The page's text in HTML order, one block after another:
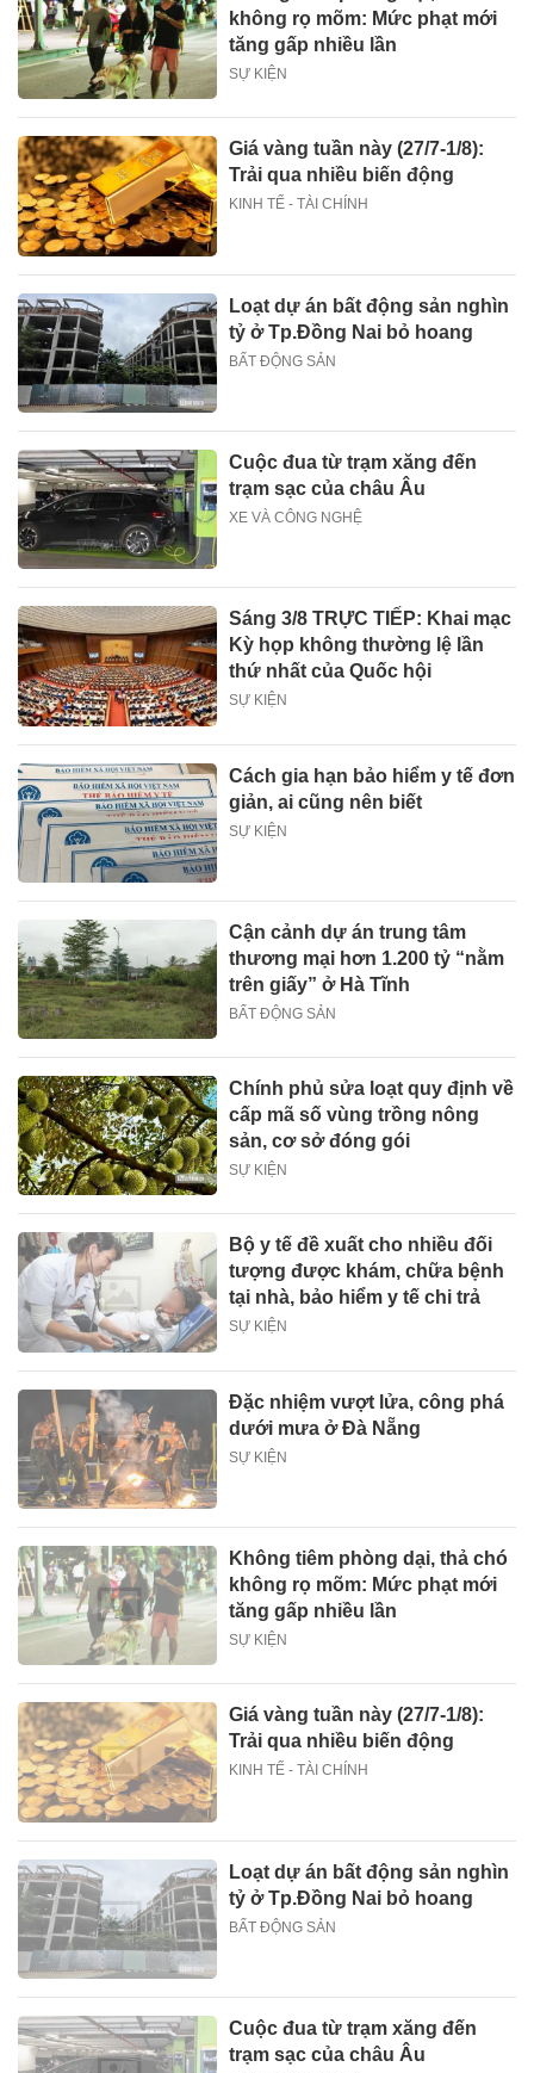
không rọ mõm: Mức phạt mới
tăng gấp nhiều lần
SỰ KIỆN
Giá vàng tuần này (27/7-1/8):
Trải qua nhiều biến động
KINH TẾ - TÀI CHÍNH
Loạt dự án bất động sản nghìn
tỷ ở Tp.Đồng Nai bỏ hoang
BẤT ĐỘNG SẢN
Cuộc đua từ trạm xăng đến
trạm sạc của châu Âu
XE VÀ CÔNG NGHỆ
Sáng 3/8 TRỰC TIẾP: Khai mạc
Kỳ họp không thường lệ lần
thứ nhất của Quốc hội
SỰ KIỆN
Cách gia hạn bảo hiểm y tế đơn
giản, ai cũng nên biết
SỰ KIỆN
Cận cảnh dự án trung tâm
thương mại hơn 1.200 tỷ “nằm
trên giấy” ở Hà Tĩnh
BẤT ĐỘNG SẢN
Chính phủ sửa loạt quy định về
cấp mã số vùng trồng nông
sản, cơ sở đóng gói
SỰ KIỆN
Bộ y tế đề xuất cho nhiều đối
tượng được khám, chữa bệnh
tại nhà, bảo hiểm y tế chi trả
SỰ KIỆN
Đặc nhiệm vượt lửa, công phá
dưới mưa ở Đà Nẵng
SỰ KIỆN
Không tiêm phòng dại, thả chó
không rọ mõm: Mức phạt mới
tăng gấp nhiều lần
SỰ KIỆN
Giá vàng tuần này (27/7-1/8):
Trải qua nhiều biến động
KINH TẾ - TÀI CHÍNH
Loạt dự án bất động sản nghìn
tỷ ở Tp.Đồng Nai bỏ hoang
BẤT ĐỘNG SẢN
Cuộc đua từ trạm xăng đến
trạm sạc của châu Âu